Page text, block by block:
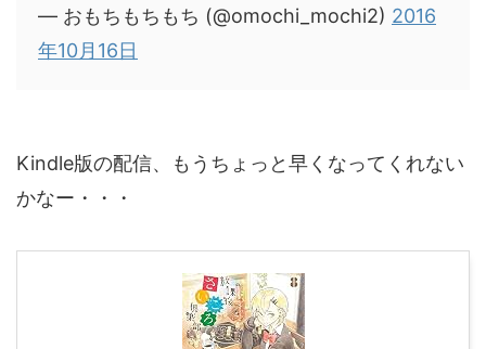
— おもちもちもち (@omochi_mochi2) 2016
年10月16日
Kindle版の配信、もうちょっと早くなってくれない
かなー・・・